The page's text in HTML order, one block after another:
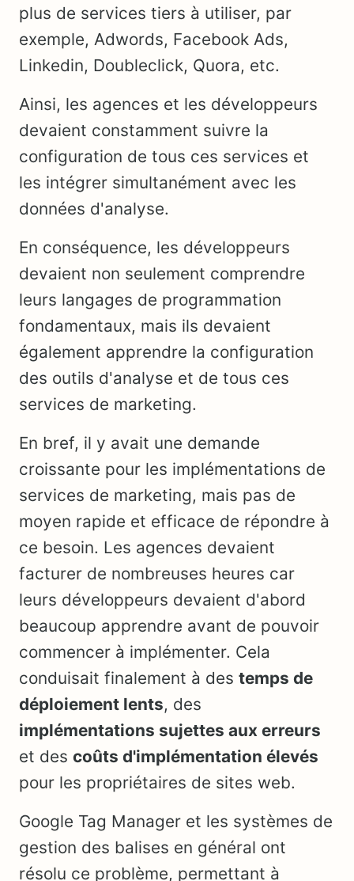
plus de services tiers à utiliser, par
exemple, Adwords, Facebook Ads,
Linkedin, Doubleclick, Quora, etc.
Ainsi, les agences et les développeurs
devaient constamment suivre la
configuration de tous ces services et
les intégrer simultanément avec les
données d'analyse.
En conséquence, les développeurs
devaient non seulement comprendre
leurs langages de programmation
fondamentaux, mais ils devaient
également apprendre la configuration
des outils d'analyse et de tous ces
services de marketing.
En bref, il y avait une demande
croissante pour les implémentations de
services de marketing, mais pas de
moyen rapide et efficace de répondre à
ce besoin. Les agences devaient
facturer de nombreuses heures car
leurs développeurs devaient d'abord
beaucoup apprendre avant de pouvoir
commencer à implémenter. Cela
conduisait finalement à des temps de
déploiement lents, des
implémentations sujettes aux erreurs
et des coûts d'implémentation élevés
pour les propriétaires de sites web.
Google Tag Manager et les systèmes de
gestion des balises en général ont
résolu ce problème, permettant à